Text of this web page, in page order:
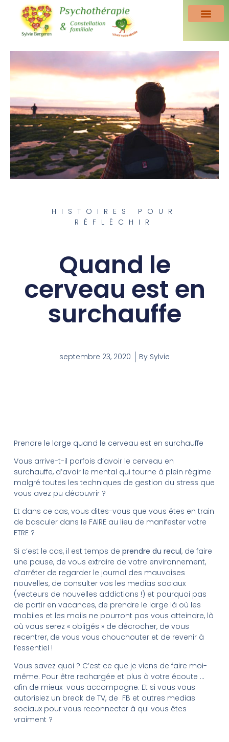
HISTOIRES POUR
RÉFLÉCHIR
Quand le
cerveau est en
surchauffe
septembre 23, 2020 By Sylvie
Prendre le large quand le cerveau est en surchauffe
Vous arrive-t-il parfois d’avoir le cerveau en
surchauffe, d’avoir le mental qui tourne à plein régime
malgré toutes les techniques de gestion du stress que
vous avez pu découvrir ?
Et dans ce cas, vous dites-vous que vous êtes en train
de basculer dans le FAIRE au lieu de manifester votre
ETRE ?
Si c’est le cas, il est temps de prendre du recul, de faire
une pause, de vous extraire de votre environnement,
d’arrêter de regarder le journal des mauvaises
nouvelles, de consulter vos les medias sociaux
(vecteurs de nouvelles addictions !) et pourquoi pas
de partir en vacances, de prendre le large là où les
mobiles et les mails ne pourront pas vous atteindre, là
où vous serez « obligés » de décrocher, de vous
recentrer, de vous vous chouchouter et de revenir à
l’essentiel !
Vous savez quoi ? C’est ce que je viens de faire moi-
même. Pour être rechargée et plus à votre écoute …
afin de mieux vous accompagne. Et si vous vous
autorisiez un break de TV, de FB et autres medias
sociaux pour vous reconnecter à qui vous êtes
vraiment ?